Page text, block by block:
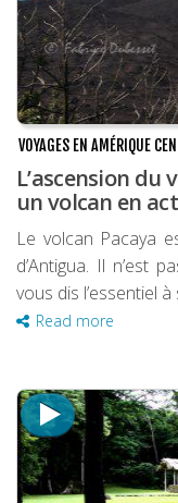
VOYAGES EN AMÉRIQUE
L’ascension du
un volcan en
Le volcan Pacaya
d’Antigua. Il n’est
vous dis l’essentiel
Read more